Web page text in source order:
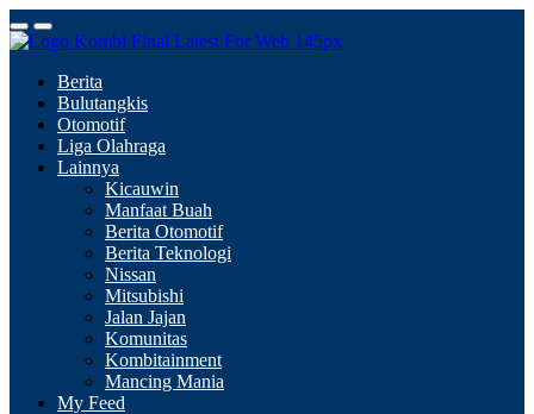
Berita
Bulutangkis
Otomotif
Liga Olahraga
Lainnya
Kicauwin
Manfaat Buah
Berita Otomotif
Berita Teknologi
Nissan
Mitsubishi
Jalan Jajan
Komunitas
Kombitainment
Mancing Mania
My Feed